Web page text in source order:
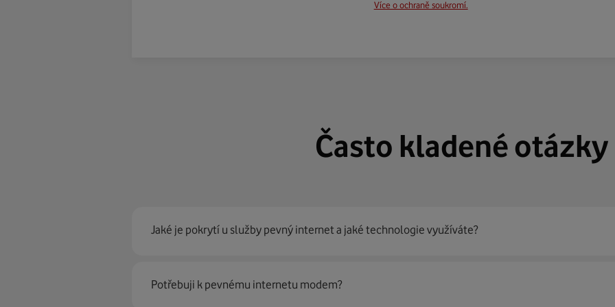
Více o ochraně soukromí.
Často kladené otázky
Jaké je pokrytí u služby pevný internet a jaké technologie využíváte?
Pevný internet můžeme nabídnout99 % českých domácností
prostřednictvím několika
Potřebuji k pevnému internetu modem?